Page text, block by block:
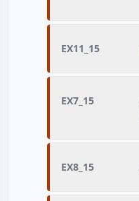
EX11_15
EX7_15
EX8_15